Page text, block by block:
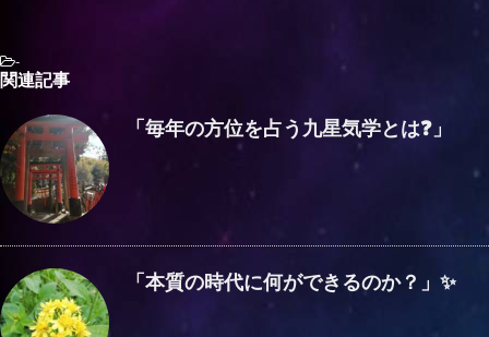
-
関連記事
「毎年の方位を占う九星気学とは❓」
「本質の時代に何ができるのか？」✨